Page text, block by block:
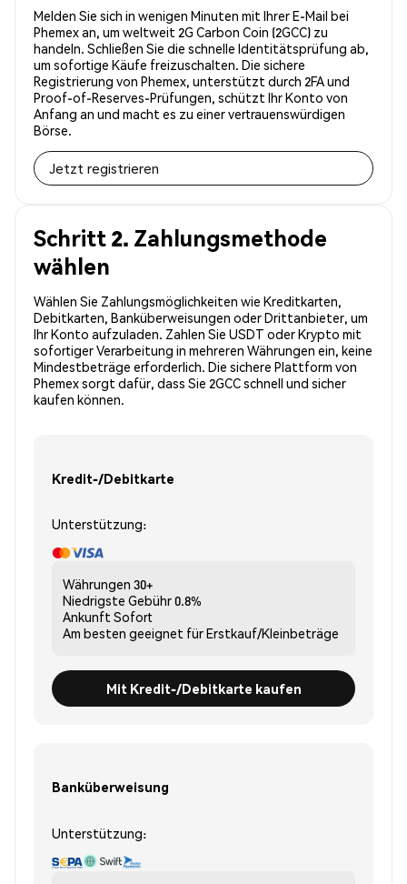
Melden Sie sich in wenigen Minuten mit Ihrer E-Mail bei
Phemex an, um weltweit 2G Carbon Coin (2GCC) zu
handeln. Schließen Sie die schnelle Identitätsprüfung ab,
um sofortige Käufe freizuschalten. Die sichere
Registrierung von Phemex, unterstützt durch 2FA und
Proof-of-Reserves-Prüfungen, schützt Ihr Konto von
Anfang an und macht es zu einer vertrauenswürdigen
Börse.
Jetzt registrieren
Schritt 2. Zahlungsmethode
wählen
Wählen Sie Zahlungsmöglichkeiten wie Kreditkarten,
Debitkarten, Banküberweisungen oder Drittanbieter, um
Ihr Konto aufzuladen. Zahlen Sie USDT oder Krypto mit
sofortiger Verarbeitung in mehreren Währungen ein, keine
Mindestbeträge erforderlich. Die sichere Plattform von
Phemex sorgt dafür, dass Sie 2GCC schnell und sicher
kaufen können.
Kredit-/Debitkarte
Unterstützung:
Währungen 30+
Niedrigste Gebühr0.8%
Ankunft Sofort
Am besten geeignet fürErstkauf/Kleinbeträge
Mit Kredit-/Debitkarte kaufen
Banküberweisung
Unterstützung: